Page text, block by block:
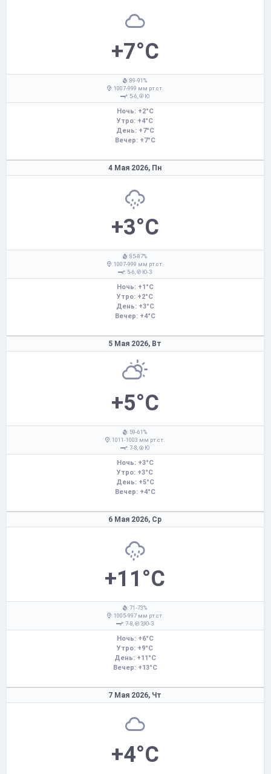
+7°C
: 89-91%
: 1007-999 мм рт.ст.
: 5-6,
Ю
Ночь: +2°C
Утро: +4°C
День: +7°C
Вечер: +7°C
4 Мая 2026, Пн
+3°C
: 85-87%
: 1007-999 мм рт.ст.
: 5-6,
Ю-З
Ночь: +1°C
Утро: +2°C
День: +3°C
Вечер: +4°C
5 Мая 2026, Вт
+5°C
: 59-61%
: 1011-1003 мм рт.ст.
: 7-8,
Ю
Ночь: +3°C
Утро: +3°C
День: +5°C
Вечер: +4°C
6 Мая 2026, Ср
+11°C
: 71-73%
: 1005-997 мм рт.ст.
: 7-8,
З,Ю-З
Ночь: +6°C
Утро: +9°C
День: +11°C
Вечер: +13°C
7 Мая 2026, Чт
+4°C